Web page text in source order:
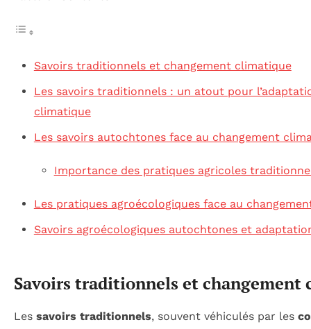
Savoirs traditionnels et changement climatique
Les savoirs traditionnels : un atout pour
climatique
Les savoirs autochtones face au changement
Importance des pratiques agricoles
Les pratiques agroécologiques face au
Savoirs agroécologiques autochtones et
Savoirs traditionnels et changement
Les savoirs traditionnels, souvent véhiculés par les